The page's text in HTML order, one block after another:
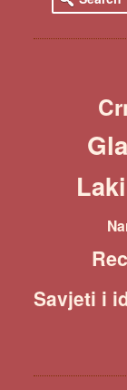
e
r
Savjeti i